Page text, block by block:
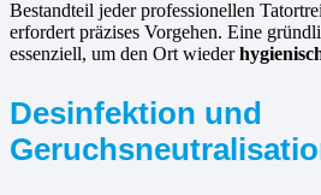
Bestandteil jeder professionellen
erfordert präzises Vorgehen. Eine
essenziell, um den Ort wieder
Desinfektion und